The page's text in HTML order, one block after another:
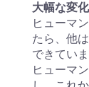
大幅な変化
ヒューマ
たら、他
できていま
ヒューマ